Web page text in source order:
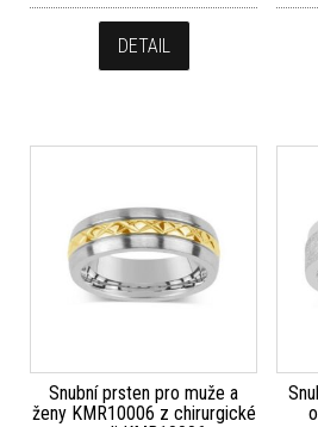
DETAIL
Snubní prsten pro muže a
ženy KMR10006 z chirurgické